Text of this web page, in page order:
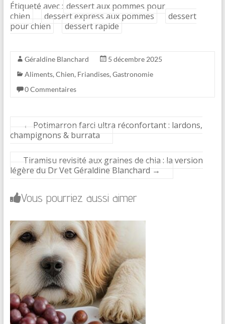
Étiqueté avec : dessert aux pommes pour
chien
dessert express aux pommes
dessert
pour chien
dessert rapide
Géraldine Blanchard
5 décembre 2025
Aliments, Chien, Friandises, Gastronomie
0 Commentaires
←
Potimarron farci ultra réconfortant : lardons,
champignons & burrata
Tiramisu revisité aux graines de chia : la version
légère du Dr Vet Géraldine Blanchard →
Vous pourriez aussi aimer